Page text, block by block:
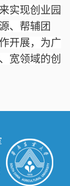
实现创业园
、帮辅团
开展，为广
宽领域的创